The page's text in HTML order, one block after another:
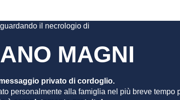
il necrologio di
MAGNI
privato di cordoglio.
personalmente alla famiglia nel più breve tempo